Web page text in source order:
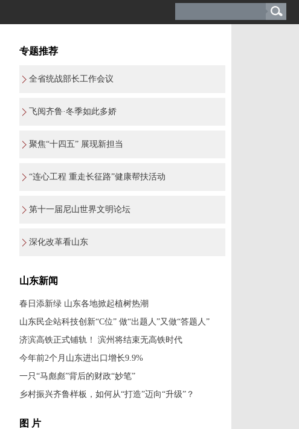
专题推荐
全省统战部长工作会议
飞阅齐鲁·冬季如此多娇
聚焦“十四五” 展现新担当
“连心工程 重走长征路”健康帮扶活动
第十一届尼山世界文明论坛
深化改革看山东
山东新闻
春日添新绿 山东各地掀起植树热潮
山东民企站科技创新“C位” 做“出题人”又做“答题人”
济滨高铁正式铺轨！ 滨州将结束无高铁时代
今年前2个月山东进出口增长9.9%
一只“马彪彪”背后的财政“妙笔”
乡村振兴齐鲁样板，如何从“打造”迈向“升级”？
图 片